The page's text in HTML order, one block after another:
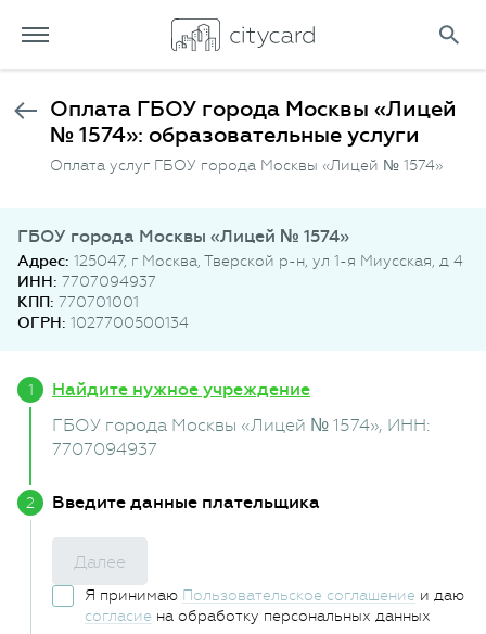
Оплата ГБОУ города Москвы «Лицей
№ 1574»: образовательные услуги
Оплата услуг ГБОУ города Москвы «Лицей № 1574»
ГБОУ города Москвы «Лицей № 1574»
Адрес: 125047, г Москва, Тверской р-н, ул 1-я Миусская, д 4
ИНН: 7707094937
КПП: 770701001
ОГРН: 1027700500134
Найдите нужное учреждение
ГБОУ города Москвы «Лицей № 1574», ИНН:
7707094937
Введите данные плательщика
Далее
Я принимаю Пользовательское соглашение и даю
согласие на обработку персональных данных